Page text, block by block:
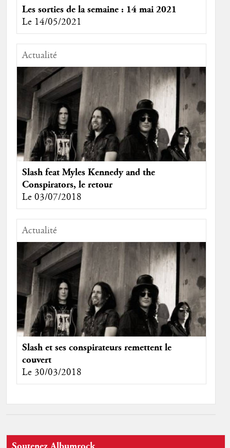
Les sorties de la semaine : 14 mai 2021
Le 14/05/2021
Actualité
Slash feat Myles Kennedy and the
Conspirators, le retour
Le 03/07/2018
Actualité
Slash et ses conspirateurs remettent le
couvert
Le 30/03/2018